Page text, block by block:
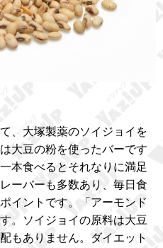
、大塚製薬のソイジョイを
大豆の粉を使ったバーです
本食べるとそれなりに満足
ーバーも多数あり、毎日食
イントです。「アーモンド
。ソイジョイの原料は大豆
もありません。ダイエット